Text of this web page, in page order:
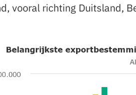
vooral richting Duitsland,